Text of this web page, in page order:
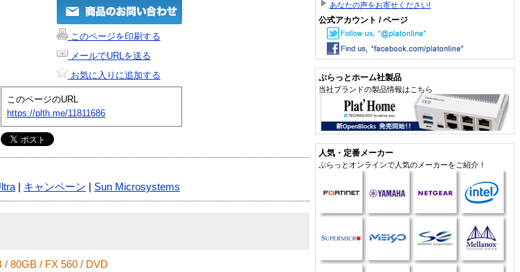
このページを印刷する
メールでURLを送る
お気に入りに追加する
このページのURL
https://plth.me/11811686
キャンペーン Sun Microsystems
/ 80GB / FX 560 / DVD
あなたの声をお寄せください!
公式アカウント / ページ
ぷらっとホーム社製品
当社ブランドの製品情報はこちら
人気・定番メーカー
ぷらっとオンラインで人気のメーカーをご紹介！